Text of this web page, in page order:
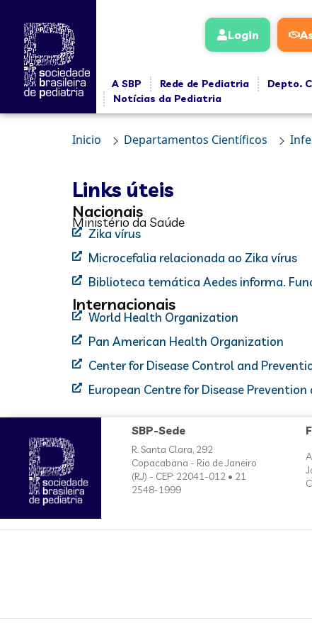
Login
A SBP Rede de Pediatria Depto.
Notícias da Pediatria
Inicio Departamentos Científicos
Links úteis
Nacionais
Ministério da Saúde
Zika vírus
Microcefalia relacionada ao Zika vírus
Biblioteca temática Aedes informa.
Internacionais
World Health Organization
Pan American Health Organization
Center for Disease Control and
European Centre for Disease
SBP-Sede
R. Santa Clara, 292
Copacabana - Rio de Janeiro
(RJ) - CEP: 22041-012 • 21
2548-1999